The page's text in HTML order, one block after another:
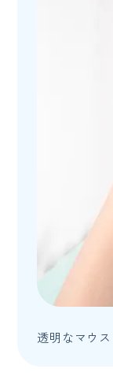
透明なマウ